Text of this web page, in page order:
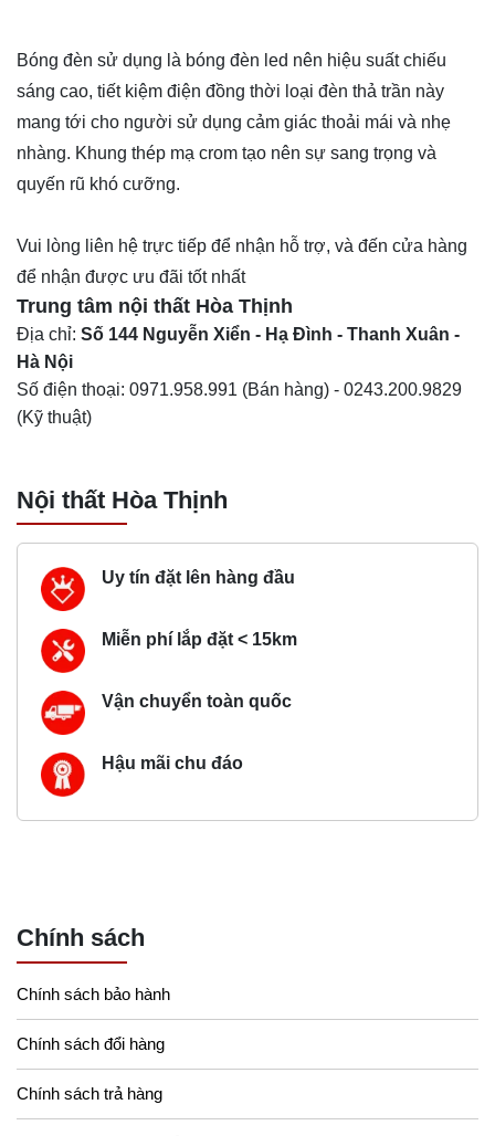
Bóng đèn sử dụng là bóng đèn led nên hiệu suất chiếu
sáng cao, tiết kiệm điện đồng thời loại đèn thả trần này
mang tới cho người sử dụng cảm giác thoải mái và nhẹ
nhàng. Khung thép mạ crom tạo nên sự sang trọng và
quyến rũ khó cưỡng.
Vui lòng liên hệ trực tiếp để nhận hỗ trợ, và đến cửa hàng
để nhận được ưu đãi tốt nhất
Trung tâm nội thất Hòa Thịnh
Địa chỉ: Số 144 Nguyễn Xiển - Hạ Đình - Thanh Xuân -
Hà Nội
Số điện thoại: 0971.958.991 (Bán hàng) - 0243.200.9829
(Kỹ thuật)
Nội thất Hòa Thịnh
Uy tín đặt lên hàng đầu
Miễn phí lắp đặt < 15km
Vận chuyển toàn quốc
Hậu mãi chu đáo
Chính sách
Chính sách bảo hành
Chính sách đổi hàng
Chính sách trả hàng